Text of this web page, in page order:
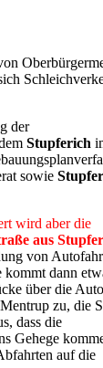
der
Stupferich
sowie
wird aber die
aus
von
kommt dann
über die
zu, die
dass die
Gehege
auf die